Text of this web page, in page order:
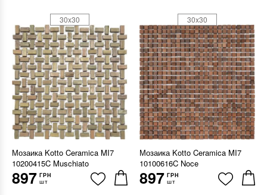
Мозаика Kotto Ceramica MI7
10200415C Muschiato
897 ГРН
шт
30x30
Мозаика Kotto Ceramica MI7
10100616C Noce
897 ГРН
шт
30x30